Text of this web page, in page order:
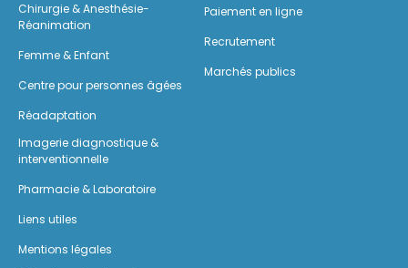
Chirurgie & Anesthésie-
Réanimation
Femme & Enfant
Centre pour personnes âgées
Réadaptation
Imagerie diagnostique &
interventionnelle
Pharmacie & Laboratoire
Paiement en ligne
Recrutement
Marchés publics
Liens utiles
Mentions légales